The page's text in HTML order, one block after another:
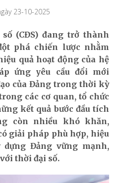
23-10-2025
số (CĐS) đang trở thành
phá chiến lược nhằm
quả hoạt động của hệ
ứng yêu cầu đổi mới
của Đảng trong thời kỳ
các cơ quan, tổ chức
kết quả bước đầu tích
còn nhiều khó khăn,
giải pháp phù hợp, hiệu
dựng Đảng vững mạnh,
thời đại số.